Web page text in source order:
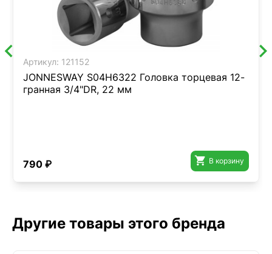
Артикул: 121152
JONNESWAY S04H6322 Головка торцевая 12-
гранная 3/4"DR, 22 мм
790 ₽  В корзину
Другие товары этого бренда